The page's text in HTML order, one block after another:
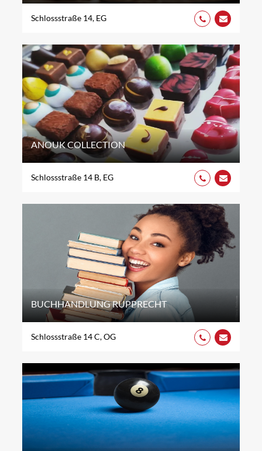
Schlossstraße 14, EG
ANOUK COLLECTION
Schlossstraße 14 B, EG
BUCHHANDLUNG RUPPRECHT
Schlossstraße 14 C, OG